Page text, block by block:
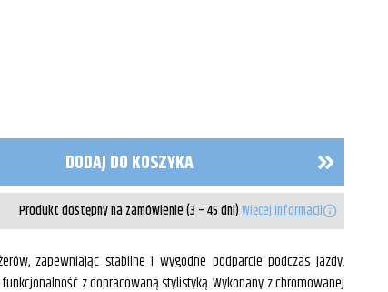
DODAJ DO KOSZYKA
Produkt dostępny na zamówienie (3 – 45 dni)Więcej informacji
zapewniając stabilne i wygodne podparcie podczas jazdy.
z dopracowaną stylistyką. Wykonany z chromowanej